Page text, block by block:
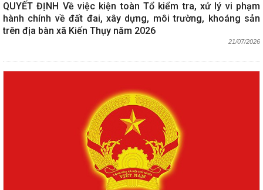
QUYẾT ĐỊNH Về việc kiện toàn Tổ kiểm tra, xử lý vi phạm
hành chính về đất đai, xây dựng, môi trường, khoáng sản
trên địa bàn xã Kiến Thụy năm 2026
21/07/2026